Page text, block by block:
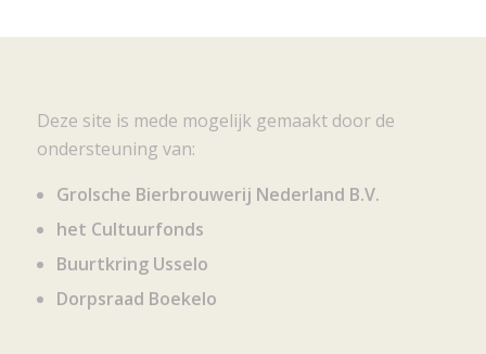
Deze site is mede mogelijk gemaakt door de
ondersteuning van:
Grolsche Bierbrouwerij Nederland B.V.
het Cultuurfonds
Buurtkring Usselo
Dorpsraad Boekelo